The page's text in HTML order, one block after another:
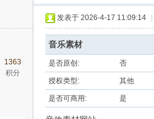
1363
积分
发表于 2026-4-17 11:09:14
音乐素材
是否原创: 否
授权类型: 其他
是否可商用: 是